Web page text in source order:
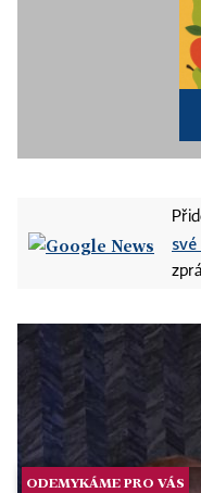
ODEMYKÁME PRO VÁS